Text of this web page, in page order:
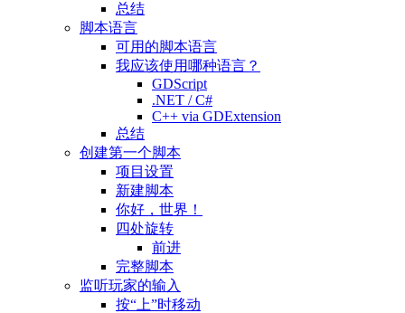
总结
脚本语言
可用的脚本语言
我应该使用哪种语言？
GDScript
.NET / C#
C++ via GDExtension
总结
创建第一个脚本
项目设置
新建脚本
你好，世界！
四处旋转
前进
完整脚本
监听玩家的输入
按“上”时移动